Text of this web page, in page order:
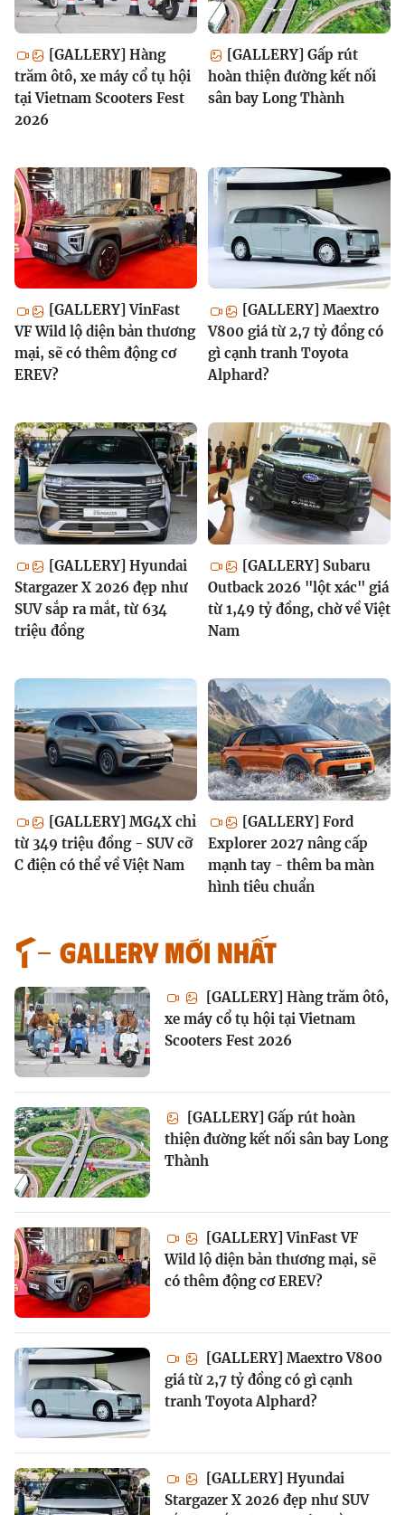
[GALLERY] Hàng
trăm ôtô, xe máy cổ tụ hội
tại Vietnam Scooters Fest
2026
[GALLERY] Gấp rút
hoàn thiện đường kết nối
sân bay Long Thành
[GALLERY] VinFast
VF Wild lộ diện bản thương
mại, sẽ có thêm động cơ
EREV?
[GALLERY] Maextro
V800 giá từ 2,7 tỷ đồng có
gì cạnh tranh Toyota
Alphard?
[GALLERY] Hyundai
Stargazer X 2026 đẹp như
SUV sắp ra mắt, từ 634
triệu đồng
[GALLERY] Subaru
Outback 2026 "lột xác" giá
từ 1,49 tỷ đồng, chờ về Việt
Nam
[GALLERY] MG4X chỉ
từ 349 triệu đồng - SUV cỡ
C điện có thể về Việt Nam
[GALLERY] Ford
Explorer 2027 nâng cấp
mạnh tay - thêm ba màn
hình tiêu chuẩn
GALLERY MỚI NHẤT
[GALLERY] Hàng trăm ôtô,
xe máy cổ tụ hội tại Vietnam
Scooters Fest 2026
[GALLERY] Gấp rút hoàn
thiện đường kết nối sân bay Long
Thành
[GALLERY] VinFast VF
Wild lộ diện bản thương mại, sẽ
có thêm động cơ EREV?
[GALLERY] Maextro V800
giá từ 2,7 tỷ đồng có gì cạnh
tranh Toyota Alphard?
[GALLERY] Hyundai
Stargazer X 2026 đẹp như SUV